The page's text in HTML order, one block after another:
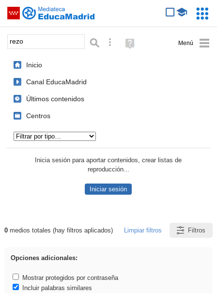
Saltar navegación
Palabra o frase: Búsqueda avanzada
Ayuda
(en
Inicio
Canal EducaMadrid
Últimos contenidos
Centros
Inicia sesión para aportar contenidos, crear listas de
reproducción...
Iniciar sesión
Resultados de: rezo
0medios totales (hay filtros aplicados) Limpiar filtros Filtros
Opciones adicionales:
Mostrar protegidos por contraseña
Incluir palabras similares